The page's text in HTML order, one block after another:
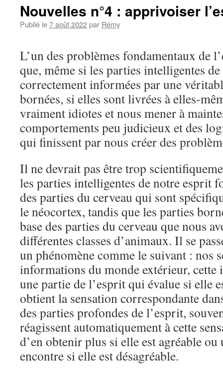
Nouvelles n°4 : apprivoiser
Publié le7 août 2022par Rémy
L’un des problèmes fondamentaux de
que, même si les parties intelligentes
correctement informées par une
bornées, si elles sont livrées à elles-
vraiment idiotes et nous mener à
comportements peu judicieux et des
qui finissent par nous créer des
Il ne devrait pas être trop
les parties intelligentes de notre esprit
des parties du cerveau qui sont
le néocortex, tandis que les parties
base des parties du cerveau que nous
différentes classes d’animaux. Il se
un phénomène comme le suivant : nos
informations du monde extérieur, cette
une partie de l’esprit qui évalue si elle
obtient la sensation correspondante
des parties profondes de l’esprit,
réagissent automatiquement à cette
d’en obtenir plus si elle est agréable ou
encontre si elle est désagréable.